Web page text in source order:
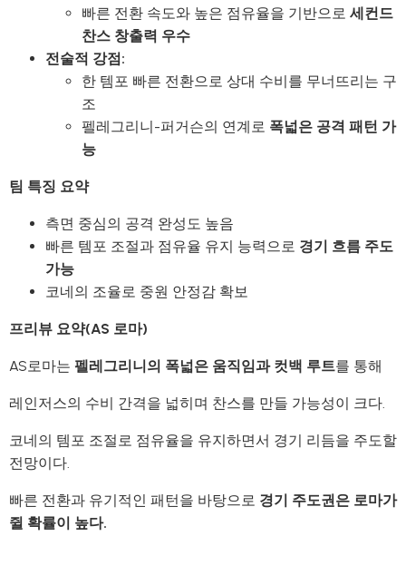
빠른 전환 속도와 높은 점유율을 기반으로 세컨드
찬스 창출력 우수
전술적 강점:
한 템포 빠른 전환으로 상대 수비를 무너뜨리는 구
조
펠레그리니-퍼거슨의 연계로 폭넓은 공격 패턴 가
능
팀 특징 요약
측면 중심의 공격 완성도 높음
빠른 템포 조절과 점유율 유지 능력으로 경기 흐름 주도
가능
코네의 조율로 중원 안정감 확보
프리뷰 요약(AS 로마)
AS로마는 펠레그리니의 폭넓은 움직임과 컷백 루트를 통해
레인저스의 수비 간격을 넓히며 찬스를 만들 가능성이 크다.
코네의 템포 조절로 점유율을 유지하면서 경기 리듬을 주도할
전망이다.
빠른 전환과 유기적인 패턴을 바탕으로 경기 주도권은 로마가
쥘 확률이 높다.